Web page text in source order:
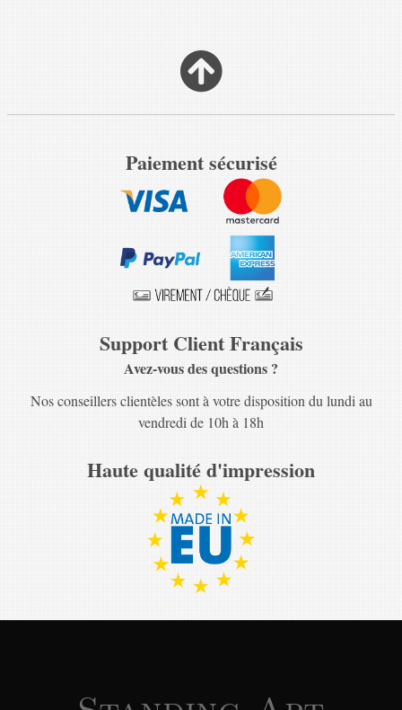
Paiement sécurisé
Support Client Français
Avez-vous des questions ?
Nos conseillers clientèles sont à votre disposition du lundi au
vendredi de 10h à 18h
Haute qualité d'impression